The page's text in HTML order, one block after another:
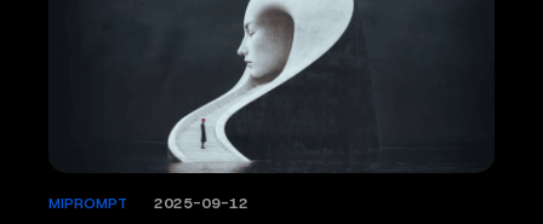
MIPROMPT 2025-09-12